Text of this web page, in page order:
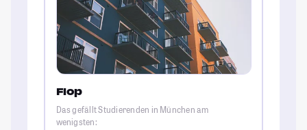
Flop
Das gefällt Studierenden in München am
wenigsten: